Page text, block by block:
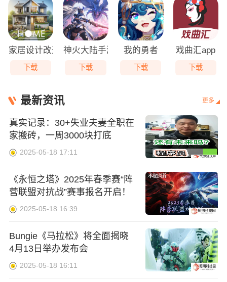
家居设计改造王无限金币
下载
神火大陆手游
下载
我的勇者
下载
戏曲汇app
下载
最新资讯 更多
真实记录：30+失业夫妻全职在
家搬砖，一周3000块打底
2025-05-18 17:11
《永恒之塔》2025年春季赛“阵
营联盟对抗战”赛事报名开启！
2025-05-18 16:39
Bungie《马拉松》将全面揭晓
4月13日举办发布会
2025-05-18 16:11